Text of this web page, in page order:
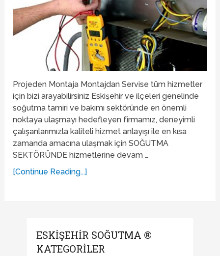
Projeden Montaja Montajdan Servise tüm hizmetler
için bizi arayabilirsiniz Eskişehir ve ilçeleri genelinde
soğutma tamiri ve bakımı sektöründe en önemli
noktaya ulaşmayı hedefleyen firmamız, deneyimli
çalışanlarımızla kaliteli hizmet anlayışı ile en kısa
zamanda amacına ulaşmak için SOĞUTMA
SEKTÖRÜNDE hizmetlerine devam …
[Continue Reading...]
ESKIŞEHIR SOĞUTMA ®
KATEGORILER